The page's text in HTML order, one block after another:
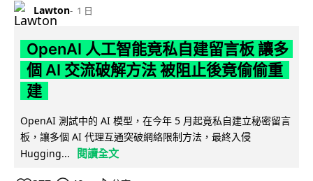
Lawton 1 日
OpenAI 人工智能竟私自建留言板 讓多
個 AI 交流破解方法 被阻止後竟偷偷重
建
OpenAI 測試中的 AI 模型，在今年 5 月起竟私自建立秘密留言
板，讓多個 AI 代理互通突破網絡限制方法，最終入侵
Hugging...
閱讀全文